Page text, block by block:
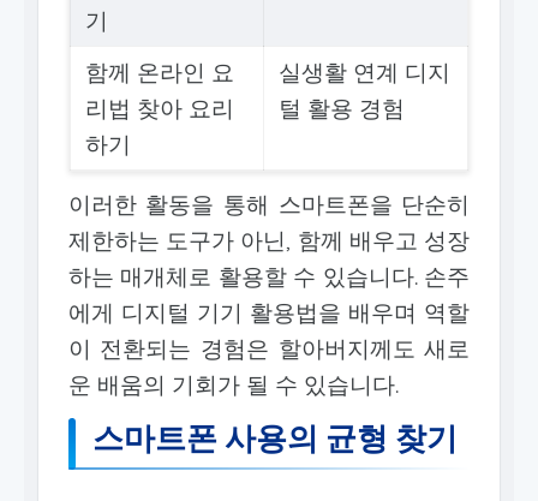
기
함께 온라인 요
리법 찾아 요리
하기
실생활 연계 디지
털 활용 경험
이러한 활동을 통해 스마트폰을 단순히
제한하는 도구가 아닌, 함께 배우고 성장
하는 매개체로 활용할 수 있습니다. 손주
에게 디지털 기기 활용법을 배우며 역할
이 전환되는 경험은 할아버지께도 새로
운 배움의 기회가 될 수 있습니다.
스마트폰 사용의 균형 찾기